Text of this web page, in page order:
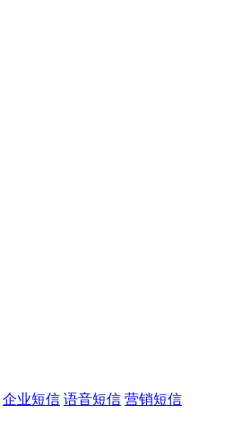
企业短信 语音短信 营销短信